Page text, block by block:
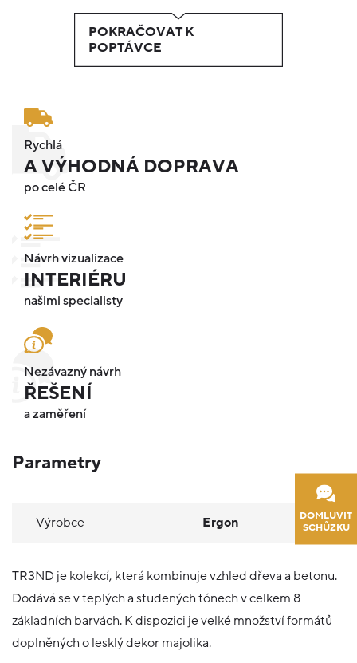
DOMLUVIT
SCHŮZKU
POKRAČOVAT K
POPTÁVCE
Rychlá
A VÝHODNÁ DOPRAVA
po celé ČR
Návrh vizualizace
INTERIÉRU
našimi specialisty
Nezávazný návrh
ŘEŠENÍ
a zaměření
Parametry
Výrobce Ergon
TR3ND je kolekcí, která kombinuje vzhled dřeva a betonu.
Dodává se v teplých a studených tónech v celkem 8
základních barvách. K dispozici je velké množství formátů
doplněných o lesklý dekor majolika.